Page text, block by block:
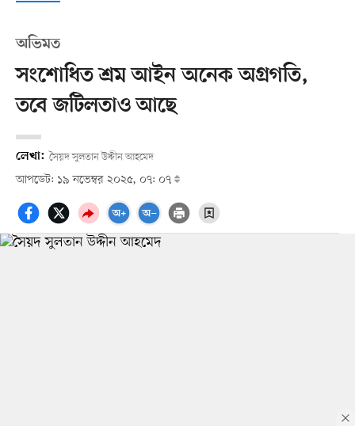
অভিমত
সংশোধিত শ্রম আইন অনেক অগ্রগতি,
তবে জটিলতাও আছে
লেখা: সৈয়দ সুলতান উদ্দীন আহমেদ
আপডেট: ১৯ নভেম্বর ২০২৫, ০৭: ০৭